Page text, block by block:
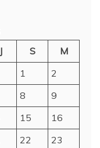
J S
M
1
2
8
9
15
16
22
23